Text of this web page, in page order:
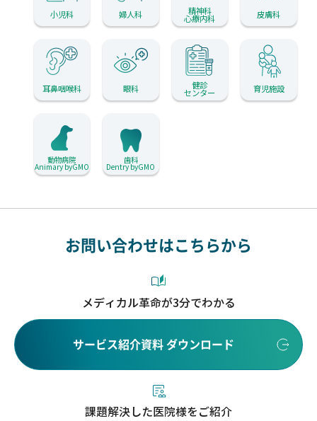
小児科 婦人科 精神科
心療内科 皮膚科
耳鼻咽喉科 眼科 健診
センター 育児施設
動物病院
Animary byGMO
歯科
Dentry byGMO
お問い合わせはこちらから
メディカル革命が3分でわかる
サービス紹介資料 ダウンロード
課題解決した医院様をご紹介